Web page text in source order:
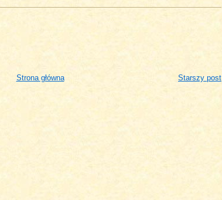
Starszy post
Strona główna